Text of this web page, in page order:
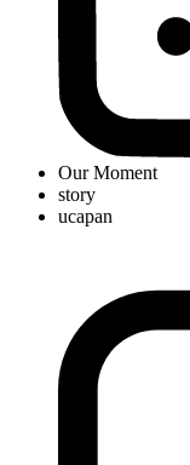
Our Moment
story
ucapan